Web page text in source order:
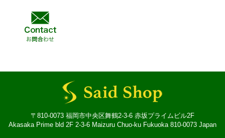
〒810-0073 福岡市中央区舞鶴2-3-6 赤坂プライムビル2F
Akasaka Prime bld 2F 2-3-6 Maizuru Chuo-ku Fukuoka 810-0073 Japan